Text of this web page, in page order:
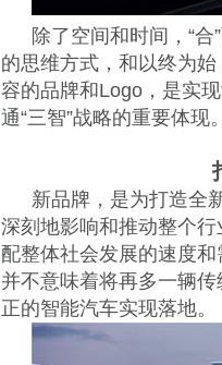
除了空间和时间，“
的思维方式，和以终为
容的品牌和Logo，是实
通“三智”战略的重要体现。
新品牌，是为打造全
深刻地影响和推动整个
配整体社会发展的速度
并不意味着将再多一辆
正的智能汽车实现落地。